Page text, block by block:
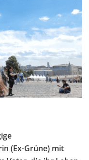
(Ex-Grüne) mit